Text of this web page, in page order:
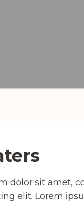
dolor sit amet,
elit. Lorem